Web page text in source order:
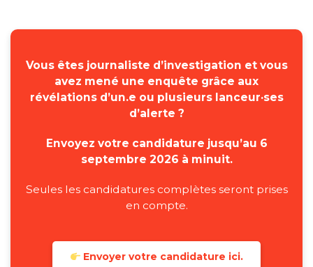
Vous êtes journaliste d’investigation et vous
avez mené une enquête grâce aux
révélations d’un.e ou plusieurs lanceur·ses
d’alerte ?
Envoyez votre candidature jusqu’au 6
septembre 2026 à minuit.
Seules les candidatures complètes seront prises
en compte.
Envoyer votre candidature ici.